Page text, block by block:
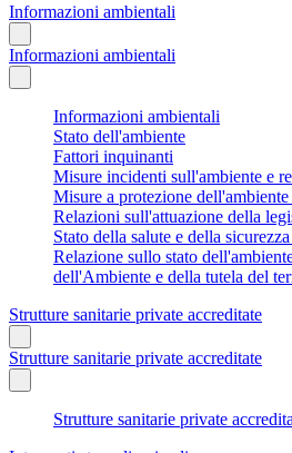
Informazioni ambientali
Informazioni ambientali
Informazioni ambientali
Stato dell'ambiente
Fattori inquinanti
Misure incidenti sull'ambiente e
Misure a protezione
Relazioni sull'attuazione della
Stato della salute e della
Relazione sullo stato
dell'Ambiente e della tutela del
Strutture sanitarie private accreditate
Strutture sanitarie private accreditate
Strutture sanitarie private